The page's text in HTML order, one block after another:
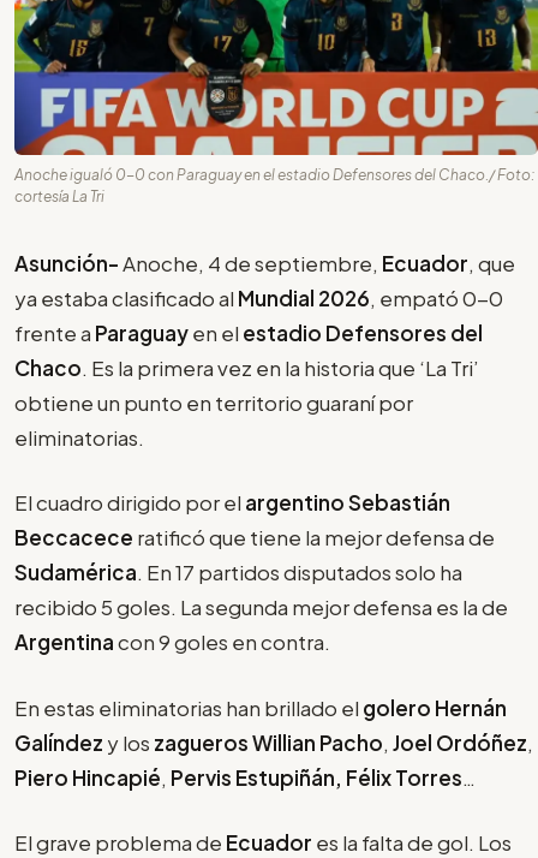
Anoche igualó 0-0 con Paraguay en el estadio Defensores del Chaco./ Foto:
cortesía La Tri
Asunción-Anoche, 4 de septiembre, Ecuador, que
ya estaba clasificado al Mundial 2026, empató 0-0
frente a Paraguayen el estadio Defensores del
Chaco. Es la primera vez en la historia que ‘La Tri’
obtiene un punto en territorio guaraní por
eliminatorias.
El cuadro dirigido por el argentino Sebastián
Beccacece ratificó que tiene la mejor defensa de
Sudamérica. En 17 partidos disputados solo ha
recibido 5 goles. La segunda mejor defensa es la de
Argentinacon 9 goles en contra.
En estas eliminatorias han brillado el golero Hernán
Galíndez y los zagueros Willian Pacho, Joel Ordóñez,
Piero Hincapié, Pervis Estupiñán, Félix Torres…
El grave problema de Ecuador es la falta de gol. Los